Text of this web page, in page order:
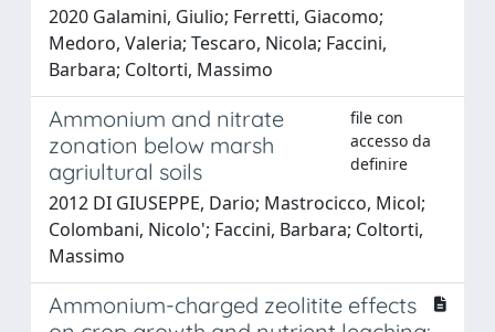
2020 Galamini, Giulio; Ferretti, Giacomo;
Medoro, Valeria; Tescaro, Nicola; Faccini,
Barbara; Coltorti, Massimo
Ammonium and nitrate
zonation below marsh
agriultural soils
file con
accesso da
definire
2012 DI GIUSEPPE, Dario; Mastrocicco, Micol;
Colombani, Nicolo'; Faccini, Barbara; Coltorti,
Massimo
Ammonium-charged zeolitite effects